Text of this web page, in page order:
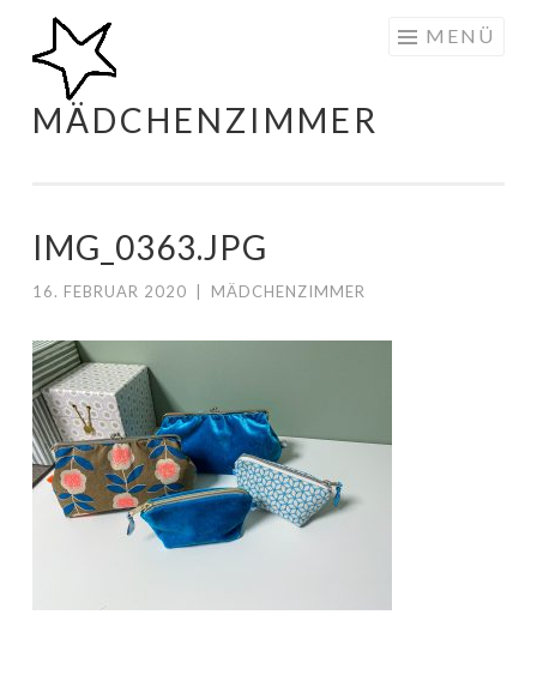
Zum
Inhalt
springen
MÄDCHENZIMMER
MENÜ
IMG_0363.JPG
16. FEBRUAR 2020 MÄDCHENZIMMER